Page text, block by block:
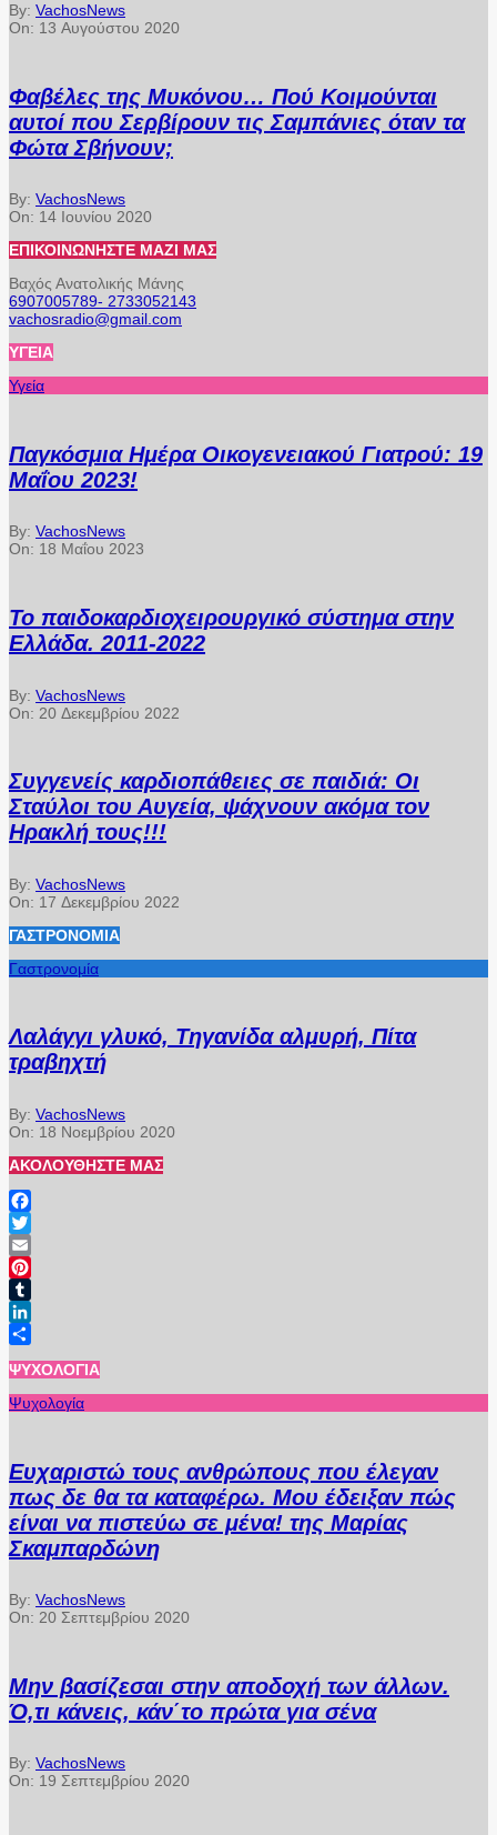
By: VachosNews
On: 13 Αυγούστου 2020
Φαβέλες της Μυκόνου… Πού Κοιμούνται
αυτοί που Σερβίρουν τις Σαμπάνιες όταν τα
Φώτα Σβήνουν;
By: VachosNews
On: 14 Ιουνίου 2020
ΕΠΙΚΟΙΝΩΝΉΣΤΕ ΜΑΖΊ ΜΑΣ
Βαχός Ανατολικής Μάνης
6907005789- 2733052143
vachosradio@gmail.com
ΥΓΕΊΑ
Υγεία
Παγκόσμια Ημέρα Οικογενειακού Γιατρού: 19
Μαΐου 2023!
By: VachosNews
On: 18 Μαΐου 2023
Το παιδοκαρδιοχειρουργικό σύστημα στην
Ελλάδα. 2011-2022
By: VachosNews
On: 20 Δεκεμβρίου 2022
Συγγενείς καρδιοπάθειες σε παιδιά: Οι
Σταύλοι του Αυγεία, ψάχνουν ακόμα τον
Ηρακλή τους!!!
By: VachosNews
On: 17 Δεκεμβρίου 2022
ΓΑΣΤΡΟΝΟΜΊΑ
Γαστρονομία
Λαλάγγι γλυκό, Τηγανίδα αλμυρή, Πίτα
τραβηχτή
By: VachosNews
On: 18 Νοεμβρίου 2020
ΑΚΟΛΟΥΘΉΣΤΕ ΜΑΣ
Facebook
Twitter
Email
Pinterest
Tumblr
LinkedIn
ΨΥΧΟΛΟΓΊΑ
Ψυχολογία
Ευχαριστώ τους ανθρώπους που έλεγαν
πως δε θα τα καταφέρω. Μου έδειξαν πώς
είναι να πιστεύω σε μένα! της Μαρίας
Σκαμπαρδώνη
By: VachosNews
On: 20 Σεπτεμβρίου 2020
Μην βασίζεσαι στην αποδοχή των άλλων.
Ό,τι κάνεις, κάν΄το πρώτα για σένα
By: VachosNews
On: 19 Σεπτεμβρίου 2020